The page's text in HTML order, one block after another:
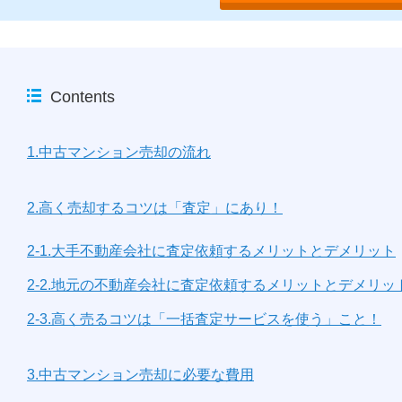
Contents
1.中古マンション売却の流れ
2.高く売却するコツは「査定」にあり！
2-1.大手不動産会社に査定依頼するメリットとデメリット
2-2.地元の不動産会社に査定依頼するメリットとデメリッ
2-3.高く売るコツは「一括査定サービスを使う」こと！
3.中古マンション売却に必要な費用